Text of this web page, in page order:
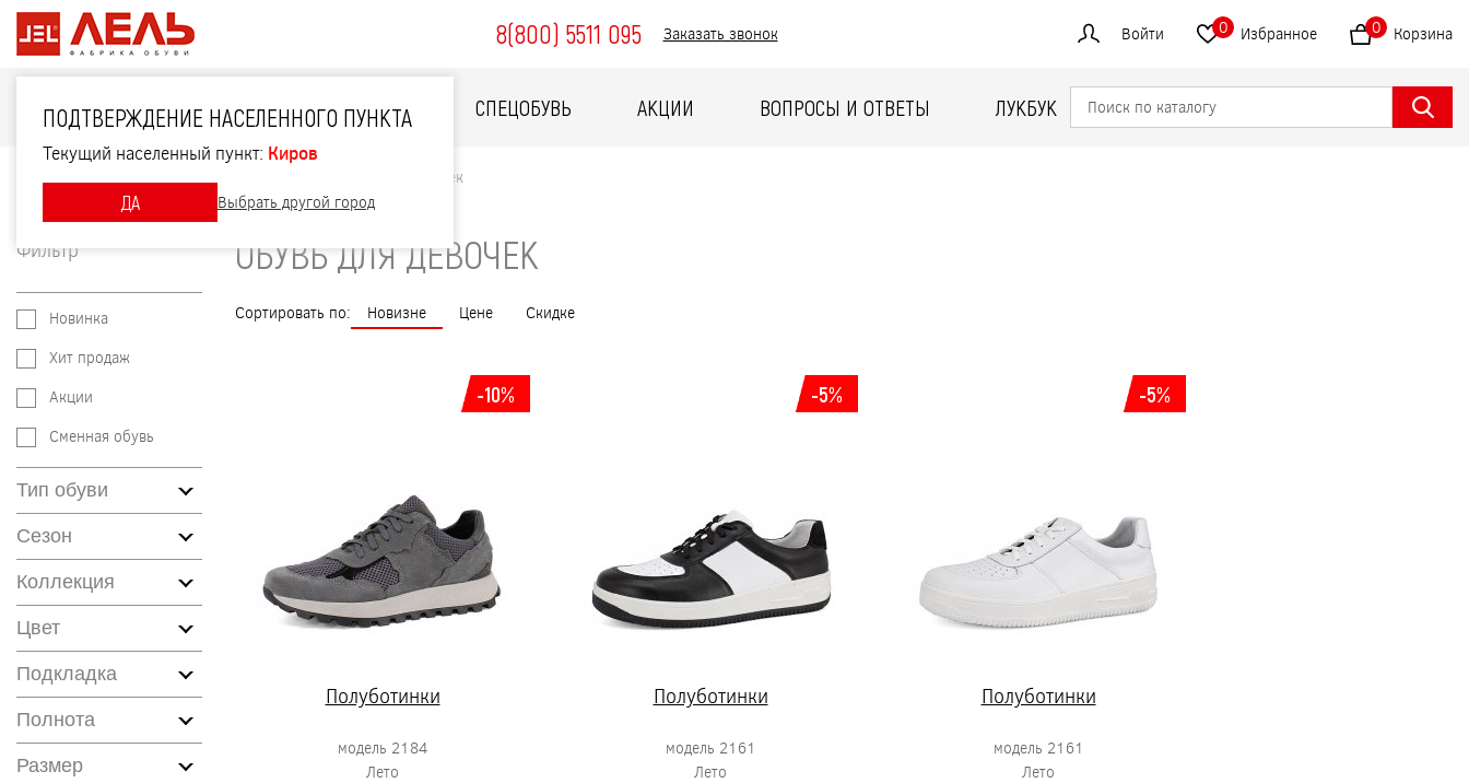
8(800) 5511 095 Заказать звонок Войти Избранное
0 Корзина
0
ПОДТВЕРЖДЕНИЕ НАСЕЛЕННОГО ПУНКТА
Текущий населенный пункт: Киров
ДА Выбрать другой город
ДЛЯ НЕЁ ДЛЯ НЕГО ДЛЯ ДЕТЕЙ СПЕЦОБУВЬ АКЦИИ ВОПРОСЫ И ОТВЕТЫ ЛУКБУК
Обувь для девочек
Фильтр
Новинка
Хит продаж
Акции
Сменная обувь
Тип обуви
Сезон
Коллекция
Цвет
Подкладка
Полнота
Размер
ОБУВЬ ДЛЯ ДЕВОЧЕК
Сортировать по: Новизне Цене Скидке
-10%
Полуботинки
модель 2184
Лето
-5%
Полуботинки
модель 2161
Лето
-5%
Полуботинки
модель 2161
Лето